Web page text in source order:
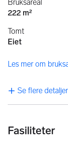
Bruksareal
222 m²
Tomt
Eiet
Les mer om
Se flere detaljer
Fasiliteter